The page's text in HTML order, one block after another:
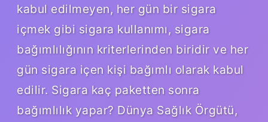
kabul edilmeyen, her gün bir sigara
içmek gibi sigara kullanımı, sigara
bağımlılığının kriterlerinden biridir ve her
gün sigara içen kişi bağımlı olarak kabul
edilir. Sigara kaç paketten sonra
bağımlılık yapar? Dünya Sağlık Örgütü,